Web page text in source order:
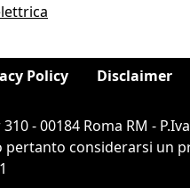
Policy Disclaimer
- 00184 Roma RM -
considerarsi un